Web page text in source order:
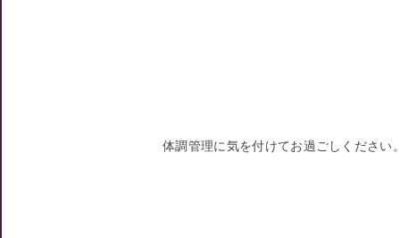
体調管理に気を付けてお過ごしください